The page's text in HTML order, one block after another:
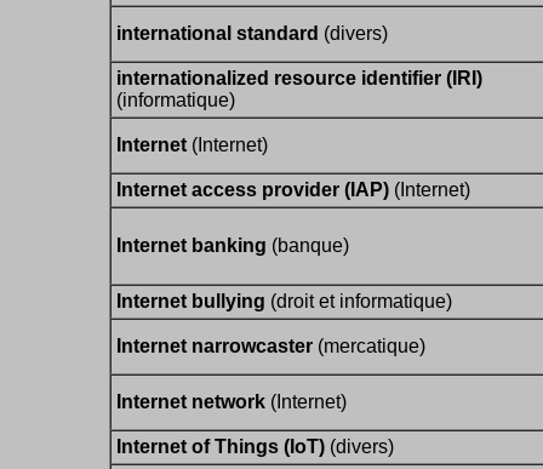
international standard (divers)
internationalized resource identifier (IRI)
(informatique)
Internet (Internet)
Internet access provider (IAP) (Internet)
Internet banking (banque)
Internet bullying (droit et informatique)
Internet narrowcaster (mercatique)
Internet network (Internet)
Internet of Things (IoT) (divers)